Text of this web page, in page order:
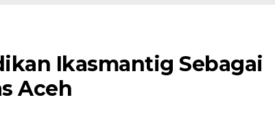
Ikasmantig Sebagai
Aceh